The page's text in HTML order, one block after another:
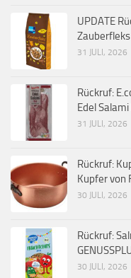
UPDATE
31 JULI, 2026
Rückruf:
Edel
31 JULI, 2026
Rückruf:
Kupfer von
30 JULI, 2026
Rückruf:
30 JULI, 2026